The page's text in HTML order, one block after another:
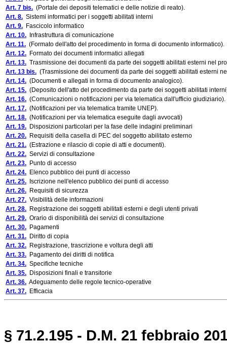
Art. 7 bis. (Portale dei depositi telematici e delle notizie di reato).
Art. 8. Sistemi informatici per i soggetti abilitati interni
Art. 9. Fascicolo informatico
Art. 10. Infrastruttura di comunicazione
Art. 11. (Formato dell'atto del procedimento in forma di documento informatico).
Art. 12. Formato dei documenti informatici allegati
Art. 13. Trasmissione dei documenti da parte dei soggetti abilitati esterni nel
Art. 13 bis. (Trasmissione dei documenti da parte dei soggetti abilitati esterni
Art. 14. (Documenti e allegati in forma di documento analogico).
Art. 15. (Deposito dell'atto del procedimento da parte dei soggetti abilitati
Art. 16. (Comunicazioni o notificazioni per via telematica dall'ufficio giudiziario).
Art. 17. (Notificazioni per via telematica tramite UNEP).
Art. 18. (Notificazioni per via telematica eseguite dagli avvocati)
Art. 19. Disposizioni particolari per la fase delle indagini preliminari
Art. 20. Requisiti della casella di PEC del soggetto abilitato esterno
Art. 21. (Estrazione e rilascio di copie di atti e documenti).
Art. 22. Servizi di consultazione
Art. 23. Punto di accesso
Art. 24. Elenco pubblico dei punti di accesso
Art. 25. Iscrizione nell'elenco pubblico dei punti di accesso
Art. 26. Requisiti di sicurezza
Art. 27. Visibilità delle informazioni
Art. 28. Registrazione dei soggetti abilitati esterni e degli utenti privati
Art. 29. Orario di disponibilità dei servizi di consultazione
Art. 30. Pagamenti
Art. 31. Diritto di copia
Art. 32. Registrazione, trascrizione e voltura degli atti
Art. 33. Pagamento dei diritti di notifica
Art. 34. Specifiche tecniche
Art. 35. Disposizioni finali e transitorie
Art. 36. Adeguamento delle regole tecnico-operative
Art. 37. Efficacia
§ 71.2.195 - D.M. 21 febbraio